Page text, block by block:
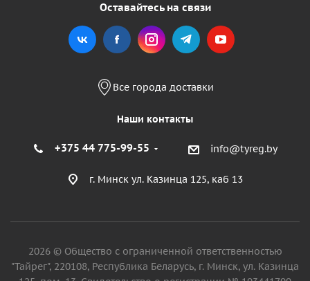
Оставайтесь на связи
Все города доставки
Наши контакты
+375 44 775-99-55 info@tyreg.by
г. Минск ул. Казинца 125, каб 13
2026 © Общество с ограниченной ответственностью
"Тайрег", 220108, Республика Беларусь, г. Минск, ул. Казинца